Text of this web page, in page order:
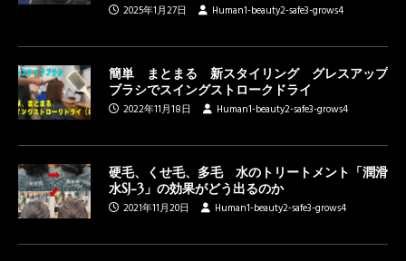
2025年1月27日
Human1-beauty2-safe3-grows4
簡単 まとまる 新スタイリング グレスアップ
ブラシでスイングストロークドライ
2022年11月18日
Human1-beauty2-safe3-grows4
硬毛、くせ毛、多毛 水のトリートメント「潤滑
水SJ-3」の効果がどう出るのか
2021年11月20日
Human1-beauty2-safe3-grows4